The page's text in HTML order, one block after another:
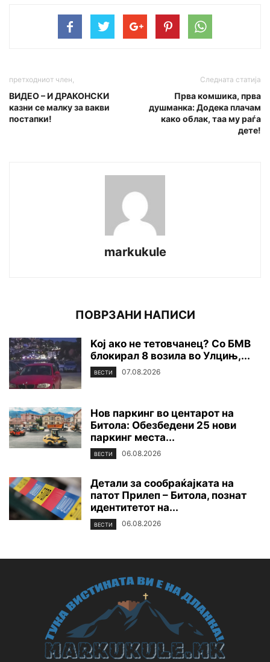
претходниот член,
ВИДЕО – И ДРАКОНСКИ
казни се малку за вакви
постапки!
Следната статија
Прва комшика, прва
душманка: Додека плачам
како облак, таа му раѓа
дете!
markukule
ПОВРЗАНИ НАПИСИ
Koj ако не тетовчанец? Со БМВ
блокирал 8 возила во Улцињ,...
ВЕСТИ 07.08.2026
Нов паркинг во центарот на
Битола: Обезбедени 25 нови
паркинг места...
ВЕСТИ 06.08.2026
Детали за сообраќајката на
патот Прилеп – Битола, познат
идентитетот на...
ВЕСТИ 06.08.2026